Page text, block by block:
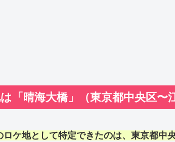
「晴海大橋」（東京都中央区〜
ロケ地として特定できたのは、東京都中